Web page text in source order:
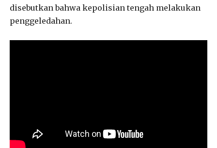
disebutkan bahwa kepolisian tengah melakukan
penggeledahan.